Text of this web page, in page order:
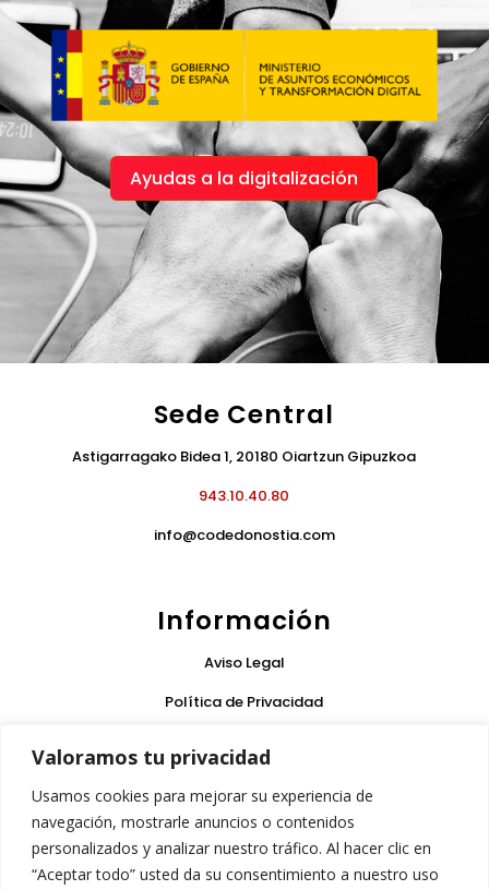
Valoramos tu privacidad
Usamos cookies para mejorar su experiencia de
navegación, mostrarle anuncios o contenidos
personalizados y analizar nuestro tráfico. Al hacer clic en
“Aceptar todo” usted da su consentimiento a nuestro uso
Ayudas a la digitalización
Sede Central
Astigarragako Bidea 1, 20180 Oiartzun Gipuzkoa
943.10.40.80
info@codedonostia.com
Información
Aviso Legal
Política de Privacidad
Garantía